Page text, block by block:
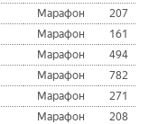
Марафон
207
Марафон
161
Марафон
494
Марафон
782
Марафон
271
Марафон
208